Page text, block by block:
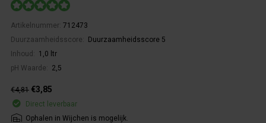
Artikelnummer: 712473
Duurzaamheidsscore:
Duurzaamheidsscore 5
Inhoud:
1,0 ltr
pH Waarde:
2,5
€4,81 €3,85
Direct leverbaar
Ophalen in Wijchen is mogelijk.